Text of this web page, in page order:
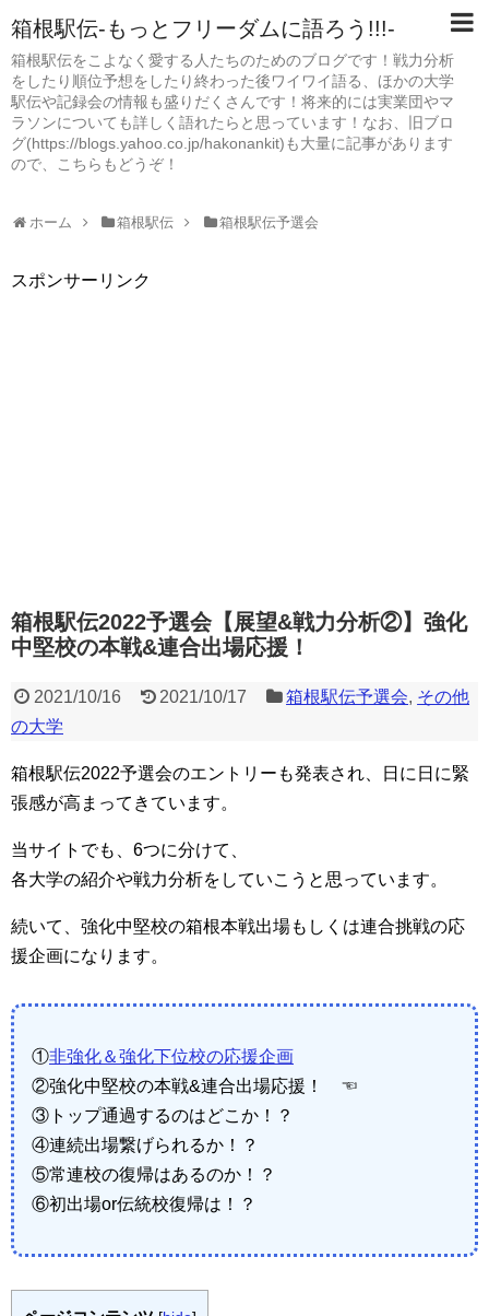
箱根駅伝-もっとフリーダムに語ろう!!!-
箱根駅伝をこよなく愛する人たちのためのブログです！戦力分析
をしたり順位予想をしたり終わった後ワイワイ語る、ほかの大学
駅伝や記録会の情報も盛りだくさんです！将来的には実業団やマ
ラソンについても詳しく語れたらと思っています！なお、旧ブロ
グ(https://blogs.yahoo.co.jp/hakonankit)も大量に記事があります
ので、こちらもどうぞ！
ホーム 箱根駅伝 箱根駅伝予選会
スポンサーリンク
箱根駅伝2022予選会【展望&戦力分析②】強化
中堅校の本戦&連合出場応援！
2021/10/16 2021/10/17 箱根駅伝予選会, その他
の大学
箱根駅伝2022予選会のエントリーも発表され、日に日に緊
張感が高まってきています。
当サイトでも、6つに分けて、
各大学の紹介や戦力分析をしていこうと思っています。
続いて、強化中堅校の箱根本戦出場もしくは連合挑戦の応
援企画になります。
①非強化＆強化下位校の応援企画
②強化中堅校の本戦&連合出場応援！ ☜
③トップ通過するのはどこか！？
④連続出場繋げられるか！？
⑤常連校の復帰はあるのか！？
⑥初出場or伝統校復帰は！？